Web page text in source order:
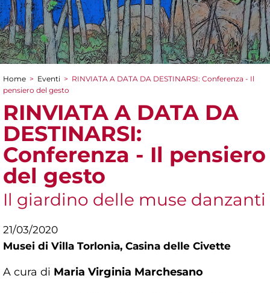
Tu sei qui
Home > Eventi > RINVIATA A DATA DA DESTINARSI: Conferenza - Il
pensiero del gesto
RINVIATA A DATA DA
DESTINARSI:
Conferenza - Il pensiero
del gesto
Il giardino delle muse danzanti
21/03/2020
Musei di Villa Torlonia, Casina delle Civette
A cura di Maria Virginia Marchesano